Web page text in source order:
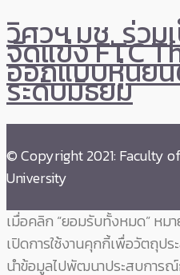
วิศวฯ มช. ร่วม
จัดแข่ง FTC
ออกแบบหุ่นย
ระดับมัธยม
© Copyright 2021: Faculty
University
เมื่อคลิก “ยอมรับทั้งหมด” หม
เปิดการใช้งานคุกกี้เพื่อวัตถุปร
นำข้อมูลไปพัฒนาประสบการณ์